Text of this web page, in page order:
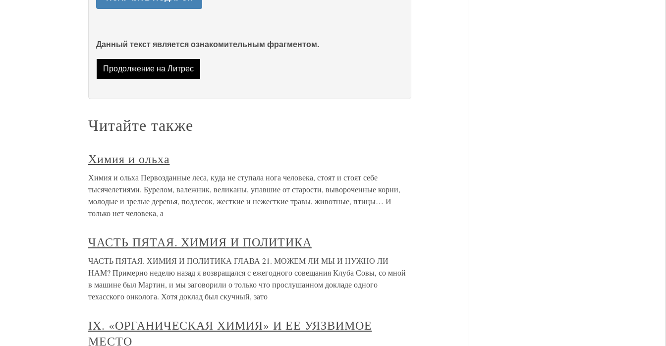
Данный текст является ознакомительным фрагментом.
Продолжение на Литрес
Читайте также
Химия и ольха
Химия и ольха Первозданные леса, куда не ступала нога человека, стоят и стоят себе
тысячелетиями. Бурелом, валежник, великаны, упавшие от старости, вывороченные корни,
молодые и зрелые деревья, подлесок, жесткие и нежесткие травы, животные, птицы… И
только нет человека, а
ЧАСТЬ ПЯТАЯ. ХИМИЯ И ПОЛИТИКА
ЧАСТЬ ПЯТАЯ. ХИМИЯ И ПОЛИТИКА ГЛАВА 21. МОЖЕМ ЛИ МЫ И НУЖНО ЛИ
НАМ? Примерно неделю назад я возвращался с ежегодного совещания Клуба Совы, со мной
в машине был Мартин, и мы заговорили о только что прослушанном докладе одного
техасского онколога. Хотя доклад был скучный, зато
IX. «ОРГАНИЧЕСКАЯ ХИМИЯ» И ЕЕ УЯЗВИМОЕ
МЕСТО